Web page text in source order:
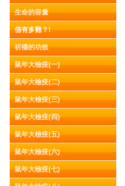
生命的容量
信有多難？!
祈禱的功效
鼠年大檢疫(一)
鼠年大檢疫(二)
鼠年大檢疫(三)
鼠年大檢疫(四)
鼠年大檢疫(五)
鼠年大檢疫(六)
鼠年大檢疫(七)